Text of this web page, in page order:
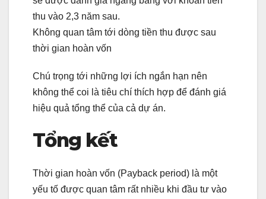
thu vào 2,3 năm sau.
Không quan tâm tới dòng tiền thu được sau
thời gian hoàn vốn
Chú trọng tới những lợi ích ngắn hạn nên
không thể coi là tiêu chí thích hợp để đánh giá
hiệu quả tổng thể của cả dự án.
Tổng kết
Thời gian hoàn vốn (Payback period) là một
yếu tố được quan tâm rất nhiều khi đầu tư vào